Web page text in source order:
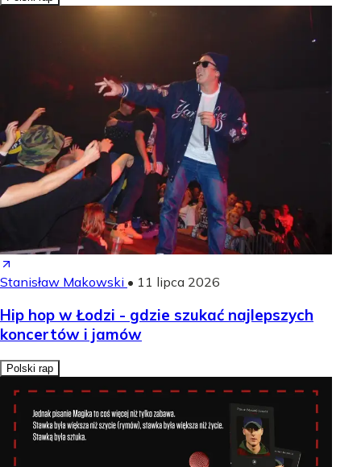
Stanisław Makowski • 11 lipca 2026
Hip hop w Łodzi - gdzie szukać najlepszych
koncertów i jamów
Polski rap